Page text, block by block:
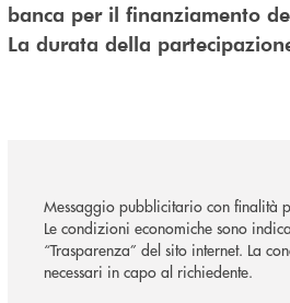
banca per il finanziamento
La durata della
Messaggio pubblicitario con finalità
Le condizioni economiche sono
“Trasparenza” del sito internet. La
necessari in capo al richiedente.